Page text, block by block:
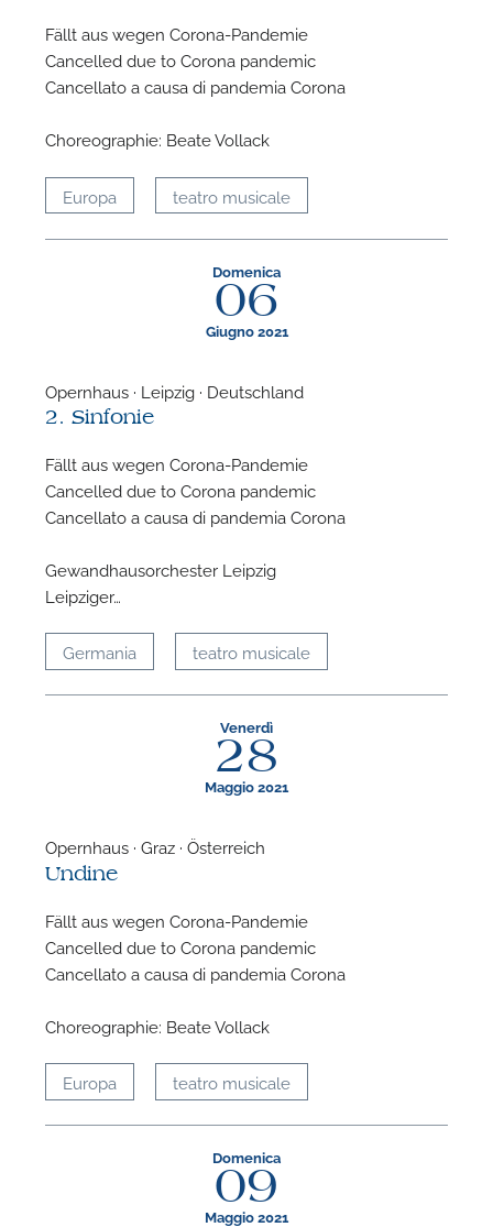
Fällt aus wegen Corona-Pandemie
Cancelled due to Corona pandemic
Cancellato a causa di pandemia Corona
Choreographie: Beate Vollack
Europa teatro musicale
Domenica
06
Giugno 2021
Opernhaus · Leipzig · Deutschland
2. Sinfonie
Fällt aus wegen Corona-Pandemie
Cancelled due to Corona pandemic
Cancellato a causa di pandemia Corona
Gewandhausorchester Leipzig
Leipziger…
Germania teatro musicale
Venerdì
28
Maggio 2021
Opernhaus · Graz · Österreich
Undine
Fällt aus wegen Corona-Pandemie
Cancelled due to Corona pandemic
Cancellato a causa di pandemia Corona
Choreographie: Beate Vollack
Europa teatro musicale
Domenica
09
Maggio 2021